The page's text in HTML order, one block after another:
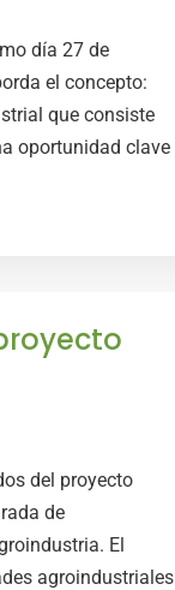
día 27 de
el concepto:
que consiste
oportunidad clave
del proyecto
de
El
agroindustriales